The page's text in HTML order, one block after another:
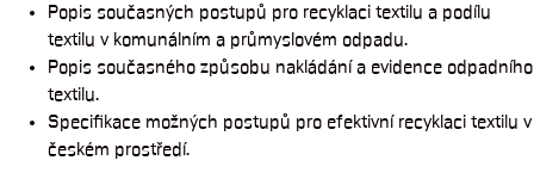
Popis současných postupů pro recyklaci textilu a podílu
textilu v komunálním a průmyslovém odpadu.
Popis současného způsobu nakládání a evidence odpadního
textilu.
Specifikace možných postupů pro efektivní recyklaci textilu v
českém prostředí.